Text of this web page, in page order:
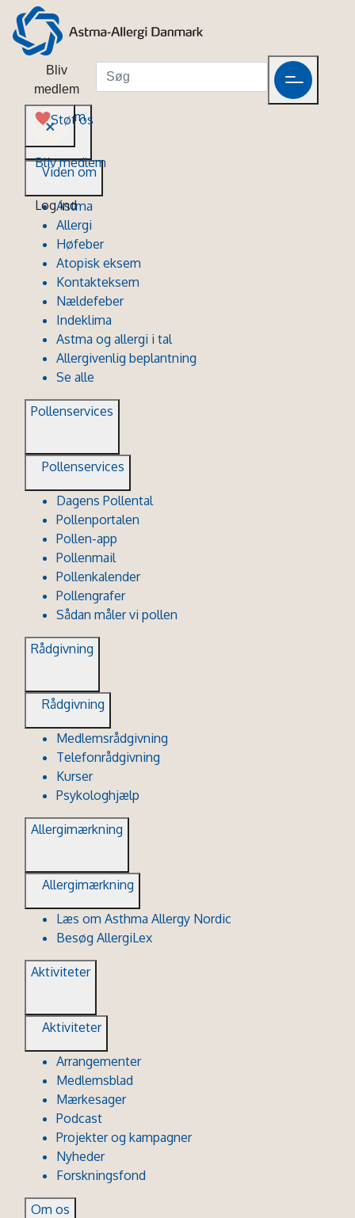
Bliv
medlem
Støt os
Bliv medlem
Log ind
Viden om
Viden om
Astma
Allergi
Høfeber
Atopisk eksem
Kontakteksem
Nældefeber
Indeklima
Astma og allergi i tal
Allergivenlig beplantning
Se alle
Pollenservices
Pollenservices
Dagens Pollental
Pollenportalen
Pollen-app
Pollenmail
Pollenkalender
Pollengrafer
Sådan måler vi pollen
Rådgivning
Rådgivning
Medlemsrådgivning
Telefonrådgivning
Kurser
Psykologhjælp
Allergimærkning
Allergimærkning
Læs om Asthma Allergy Nordic
Besøg AllergiLex
Aktiviteter
Aktiviteter
Arrangementer
Medlemsblad
Mærkesager
Podcast
Projekter og kampagner
Nyheder
Forskningsfond
Om os